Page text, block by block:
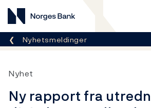
Norges Bank
Her er du nå:
Nyhetsmeldinger
Nyhet
Ny rapport fra